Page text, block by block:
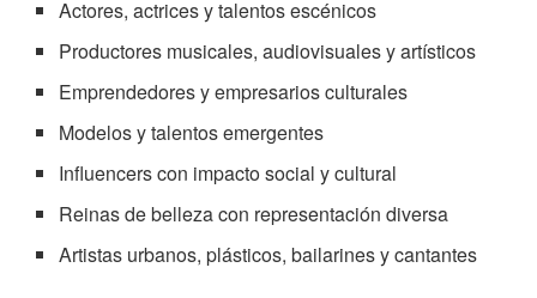
Actores, actrices y talentos escénicos
Productores musicales, audiovisuales y artísticos
Emprendedores y empresarios culturales
Modelos y talentos emergentes
Influencers con impacto social y cultural
Reinas de belleza con representación diversa
Artistas urbanos, plásticos, bailarines y cantantes